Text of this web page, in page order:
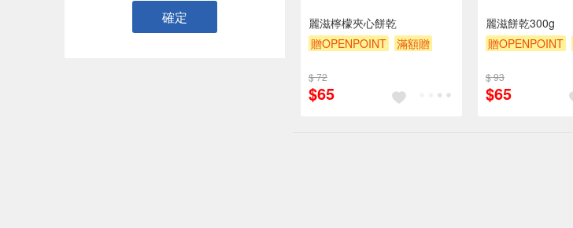
確定
麗滋檸檬夾心餅乾
贈OPENPOINT
滿額贈
$ 72
$65
麗滋餅乾300g
贈OPENPOINT
$ 93
$65